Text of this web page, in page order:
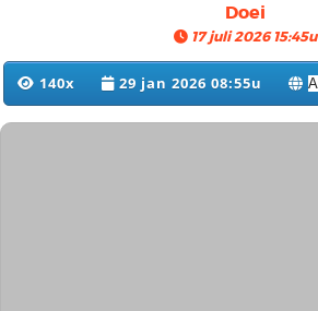
Doei
17 juli 2026 15:45u
140x 29 jan 2026 08:55u